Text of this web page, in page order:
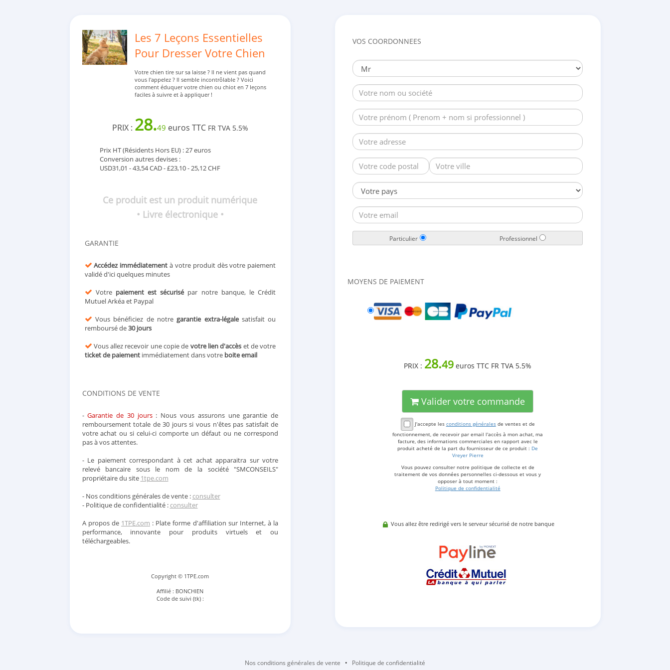
VOS COORDONNEES
Particulier Professionnel
MOYENS DE PAIEMENT
PRIX : 28.49 euros TTC FR TVA 5.5%
Valider votre commande
J'accepte les conditions généralesde ventes et de
fonctionnement, de recevoir par email l'accès à mon achat, ma
facture, des informations commerciales en rapport avec le
produit acheté de la part du fournisseur de ce produit : De
Vreyer Pierre
Vous pouvez consulter notre politique de collecte et de
traitement de vos données personnelles ci-dessous et vous y
opposer à tout moment :
Politique de confidentialité
Vous allez être redirigé vers le serveur sécurisé de notre banque
Les 7 Leçons Essentielles
Pour Dresser Votre Chien
Votre chien tire sur sa laisse ? Il ne vient pas quand
vous l'appelez ? Il semble incontrôlable ? Voici
comment éduquer votre chien ou chiot en 7 leçons
faciles à suivre et à appliquer !
PRIX : 28.49 euros TTC FR TVA 5.5%
Prix HT (Résidents Hors EU) : 27 euros
Conversion autres devises :
USD31,01 - 43,54 CAD - £23,10 - 25,12 CHF
Ce produit est un produit numérique
• Livre électronique •
GARANTIE
Accédez immédiatement à votre produit dès votre paiement
validé d'ici quelques minutes
Votre paiement est sécurisé par notre banque, le Crédit
Mutuel Arkéa et Paypal
Vous bénéficiez de notregarantie extra-légalesatisfait ou
remboursé de30 jours
Vous allez recevoir une copie de votre lien d'accès et de votre
ticket de paiementimmédiatement dans votre boite email
CONDITIONS DE VENTE
-Garantie de 30 jours: Nous vous assurons une garantie de
remboursement totale de 30 jours si vous n'êtes pas satisfait de
votre achat ou si celui-ci comporte un défaut ou ne correspond
pas à vos attentes.
- Le paiement correspondant à cet achat apparaitra sur votre
relevé bancaire sous le nom de la société "SMCONSEILS"
propriétaire du site 1tpe.com
- Nos conditions générales de vente :consulter
- Politique de confidentialité :consulter
A propos de 1TPE.com : Plate forme d'affiliation sur Internet, à la
performance, innovante pour produits virtuels et ou
téléchargeables.
Copyright © 1TPE.com
Affilié : BONCHIEN
Code de suivi (tk) :
Nos conditions générales de vente • Politique de confidentialité